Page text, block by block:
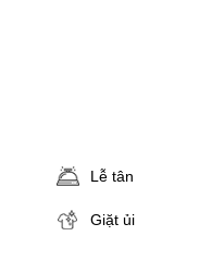
Lễ tân
Giặt ủi